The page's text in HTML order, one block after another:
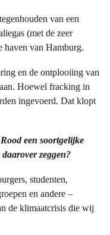
van een
(met de zeer
haven van Hamburg.
en de ontplooiing van
Hoewel fracking in
ingevoerd. Dat klopt
een soortgelijke
zeggen?
studenten,
en andere –
de klimaatcrisis die wij